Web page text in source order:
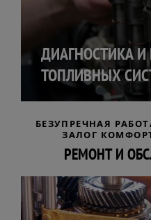
ДИАГНОСТИКА
ТОПЛИВНЫХ
БЕЗУПРЕЧНАЯ
ЗАЛОГ
РЕМОНТ И